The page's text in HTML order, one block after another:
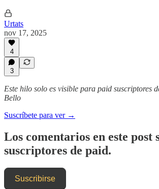
Urtats
nov 17, 2025
4
3
Este hilo solo es visible para paid suscriptores
Bello
Suscríbete para ver →
Los comentarios en este post
suscriptores de paid.
Suscribirse